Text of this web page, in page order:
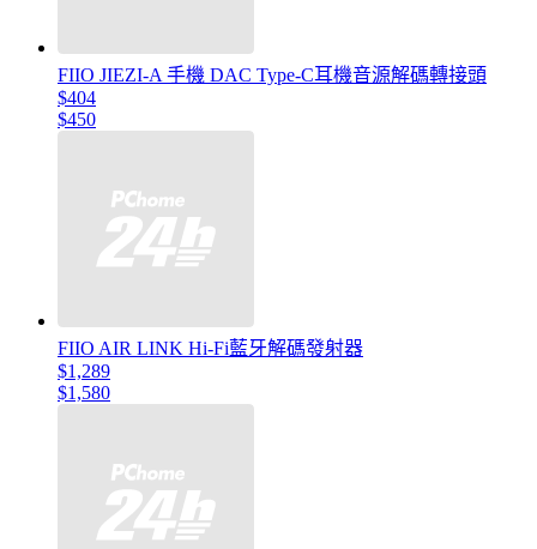
FIIO JIEZI-A 手機 DAC Type-C耳機音源解碼轉接頭
$404
$450
FIIO AIR LINK Hi-Fi藍牙解碼發射器
$1,289
$1,580